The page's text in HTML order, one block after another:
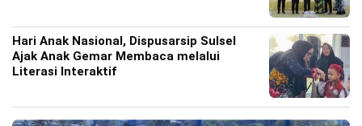
Hari Anak Nasional, Dispusarsip Sulsel
Ajak Anak Gemar Membaca melalui
Literasi Interaktif